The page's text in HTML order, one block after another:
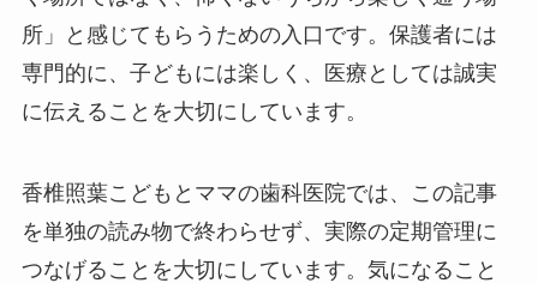
所」と感じてもらうための入口です。保護者には
専門的に、子どもには楽しく、医療としては誠実
に伝えることを大切にしています。
香椎照葉こどもとママの歯科医院では、この記事
を単独の読み物で終わらせず、実際の定期管理に
つなげることを大切にしています。気になること